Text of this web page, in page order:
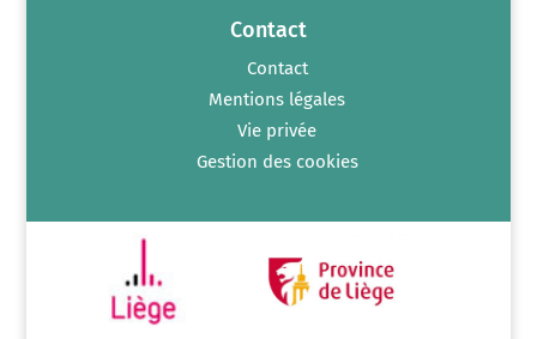
Contact
Contact
Mentions légales
Vie privée
Gestion des cookies